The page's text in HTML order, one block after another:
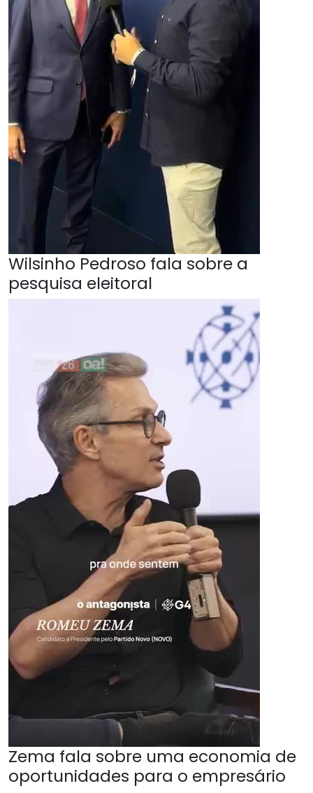
Wilsinho Pedroso fala sobre a
pesquisa eleitoral
Zema fala sobre uma economia de
oportunidades para o empresário